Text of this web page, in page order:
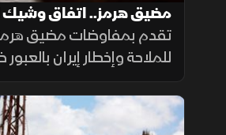
مضيق هرمز.. اتفاق وشيك
الملاحة
تقدم بمفاوضات مضيق هرمز
للملاحة وإخطار إيران
لـ60 يوماً لعودة النفط،
أميركي بحرية الملاحة دون